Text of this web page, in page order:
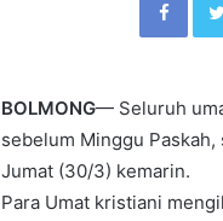
BOLMONG— Seluruh
sebelum Minggu
Jumat (30/3) kemarin.
Para Umat kristiani